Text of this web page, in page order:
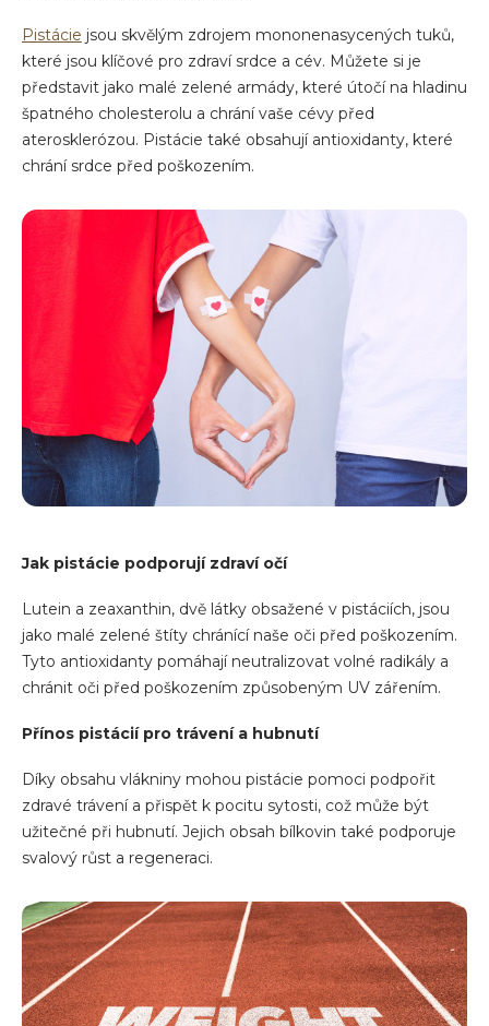
Pistácie jsou skvělým zdrojem mononenasycených tuků,
které jsou klíčové pro zdraví srdce a cév. Můžete si je
představit jako malé zelené armády, které útočí na hladinu
špatného cholesterolu a chrání vaše cévy před
aterosklerózou. Pistácie také obsahují antioxidanty, které
chrání srdce před poškozením.
Jak pistácie podporují zdraví očí
Lutein a zeaxanthin, dvě látky obsažené v pistáciích, jsou
jako malé zelené štíty chránící naše oči před poškozením.
Tyto antioxidanty pomáhají neutralizovat volné radikály a
chránit oči před poškozením způsobeným UV zářením.
Přínos pistácií pro trávení a hubnutí
Díky obsahu vlákniny mohou pistácie pomoci podpořit
zdravé trávení a přispět k pocitu sytosti, což může být
užitečné při hubnutí. Jejich obsah bílkovin také podporuje
svalový růst a regeneraci.